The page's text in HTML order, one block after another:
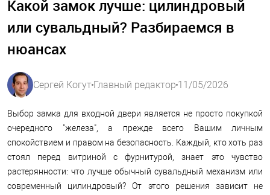
Какой замок лучше: цилиндровый
или сувальдный? Разбираемся в
нюансах
Сергей Когут Главный редактор 11/05/2026
Выбор замка для входной двери является не просто покупкой
очередного "железа", а прежде всего Вашим личным
спокойствием и правом на безопасность. Каждый, кто хоть раз
стоял перед витриной с фурнитурой, знает это чувство
растерянности: что лучше обычный сувальдный механизм или
современный цилиндровый? От этого решения зависит не